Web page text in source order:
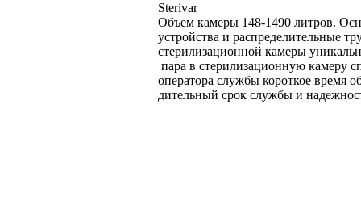
Sterivar
Объем камеры 148-1490 литров.
устройства и распределительные
стерилизационной камеры
пара в стерилизационную камеру
оператора службы короткое время
дительный срок службы и